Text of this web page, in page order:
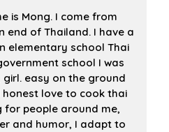
is Mong. I come from
end of Thailand. I have a
elementary school Thai
school I was
easy on the ground
honest love to cook thai
for people around me,
and humor, I adapt to